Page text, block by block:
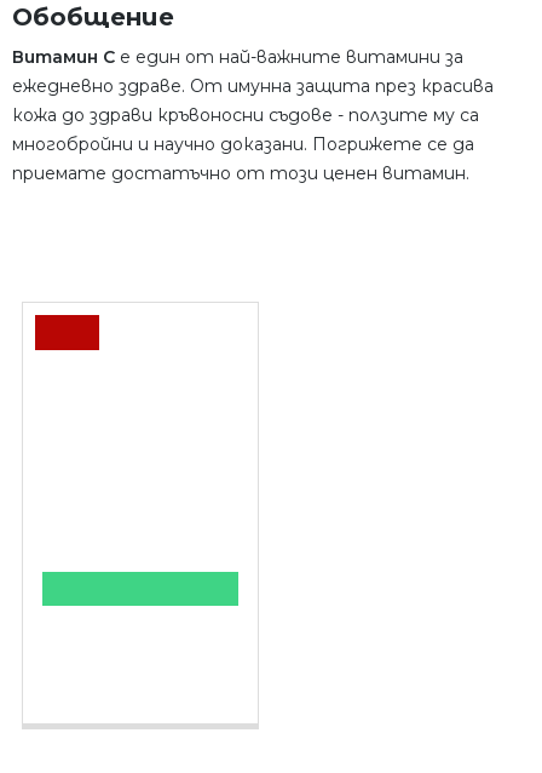
Обобщение
Витамин C е един от най-важните витамини за
ежедневно здраве. От имунна защита през красива
кожа до здрави кръвоносни съдове - ползите му са
многобройни и научно доказани. Погрижете се да
приемате достатъчно от този ценен витамин.